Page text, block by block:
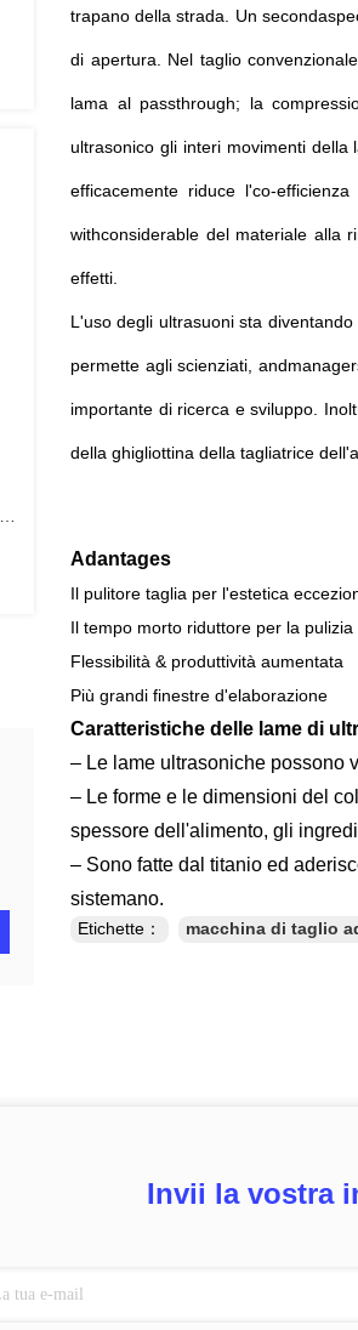
trapano della strada. Un
di apertura. Nel taglio
lama al passthrough; la
ultrasonico gli interi movimenti
efficacemente riduce l'co-
withconsiderable del materiale alla
effetti.
L'uso degli ultrasuoni sta
permette agli scienziati,
importante di ricerca e sviluppo.
della ghigliottina della tagliatrice
Adantages
Il pulitore taglia per l'estetica
Il tempo morto riduttore per la
Flessibilità & produttività aumentata
Più grandi finestre d'elaborazione
Caratteristiche delle lame di
– Le lame ultrasoniche possono
– Le forme e le dimensioni del
spessore dell'alimento, gli
– Sono fatte dal titanio ed
sistemano.
Etichette： macchina di taglio
Invii la vostra